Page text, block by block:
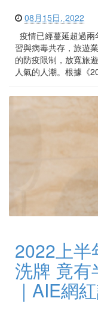
08月15日, 2022
疫情已經蔓延超過
習與病毒共存，旅遊
的防疫限制，放寬旅
人氣的人潮。根據《
2022上半
洗牌 竟有
｜AIE網